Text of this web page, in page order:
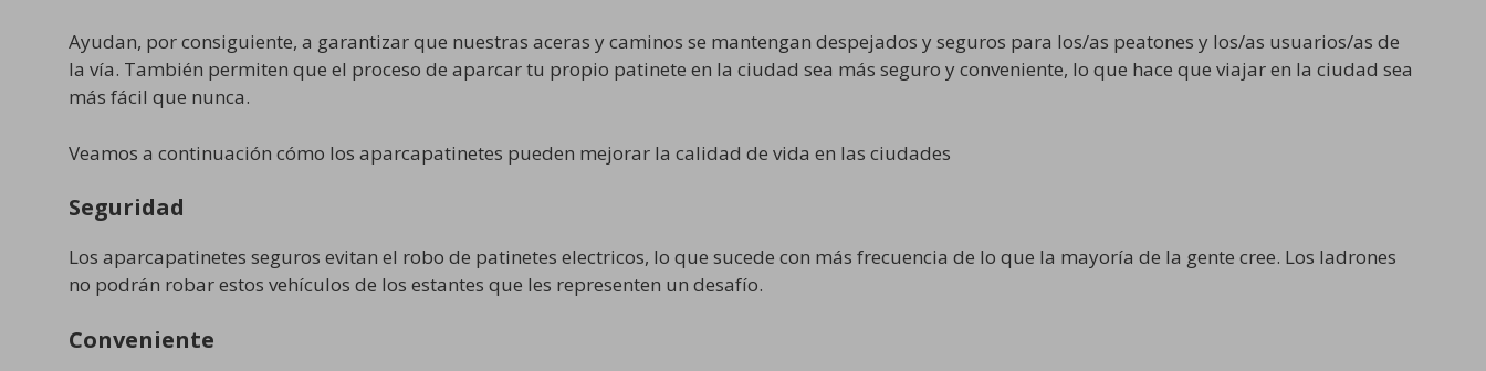
Ayudan, por consiguiente, a garantizar que nuestras aceras y caminos se mantengan despejados y seguros para los/as peatones y los/as usuarios/as de
la vía. También permiten que el proceso de aparcar tu propio patinete en la ciudad sea más seguro y conveniente, lo que hace que viajar en la ciudad sea
más fácil que nunca.
Veamos a continuación cómo los aparcapatinetes pueden mejorar la calidad de vida en las ciudades
Seguridad
Los aparcapatinetes seguros evitan el robo de patinetes electricos, lo que sucede con más frecuencia de lo que la mayoría de la gente cree. Los ladrones
no podrán robar estos vehículos de los estantes que les representen un desafío.
Conveniente